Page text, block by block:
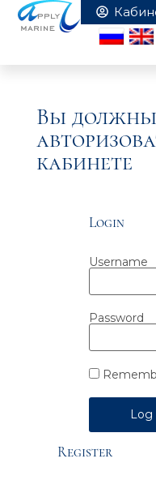
Вы должны
кабинете
Login
Username
Password
Alternative:
Register